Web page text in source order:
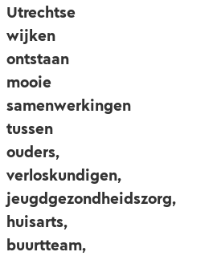
Utrechtse
wijken
ontstaan
mooie
samenwerkingen
tussen
ouders,
verloskundigen,
jeugdgezondheidszorg,
huisarts,
buurtteam,